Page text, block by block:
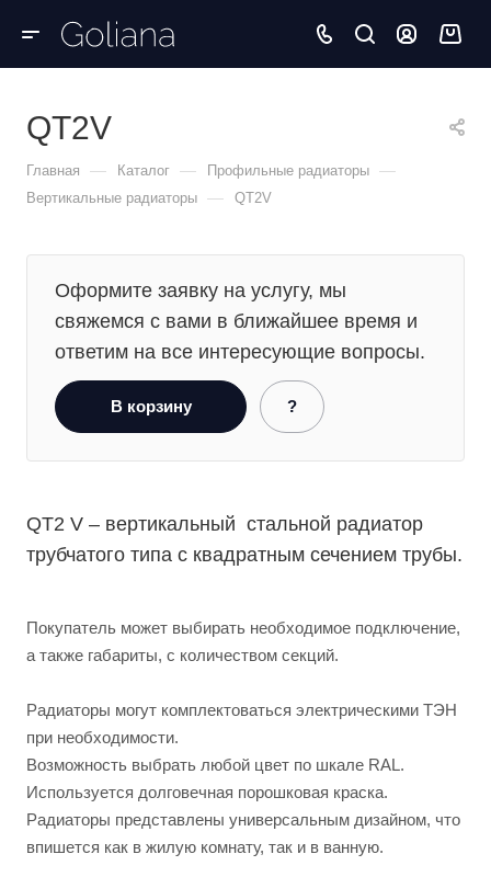
QT2V
Главная — Каталог — Профильные радиаторы —
Вертикальные радиаторы — QT2V
Оформите заявку на услугу, мы
свяжемся с вами в ближайшее время и
ответим на все интересующие вопросы.
В корзину ?
QT2 V – вертикальный стальной радиатор
трубчатого типа c квадратным сечением трубы.
Покупатель может выбирать необходимое подключение,
а также габариты, с количеством секций.
Радиаторы могут комплектоваться электрическими ТЭН
при необходимости.
Возможность выбрать любой цвет по шкале RAL.
Используется долговечная порошковая краска.
Радиаторы представлены универсальным дизайном, что
впишется как в жилую комнату, так и в ванную.